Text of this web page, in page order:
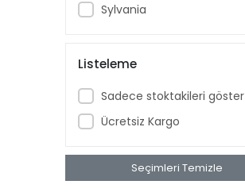
Sylvania
Listeleme
Sadece stoktakileri göster
Ücretsiz Kargo
Seçimleri Temizle